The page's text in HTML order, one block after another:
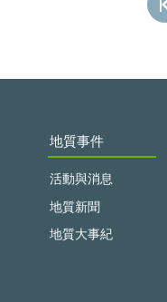
地質事件
活動與消息
地質新聞
地質大事紀